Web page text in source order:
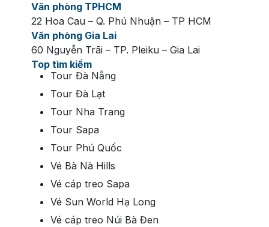
Văn phòng TPHCM
22 Hoa Cau – Q. Phú Nhuận – TP HCM
Văn phòng Gia Lai
60 Nguyễn Trãi – TP. Pleiku – Gia Lai
Top tìm kiếm
Tour Đà Nẵng
Tour Đà Lạt
Tour Nha Trang
Tour Sapa
Tour Phú Quốc
Vé Bà Nà Hills
Vé cáp treo Sapa
Vé Sun World Hạ Long
Vé cáp treo Núi Bà Đen